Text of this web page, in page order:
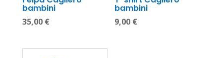
bambini
35,00 €
bambini
9,00 €